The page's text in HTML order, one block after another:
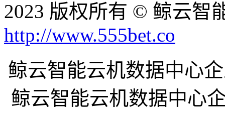
2023 版权所有 © 鲸云
http://www.555bet.co
鲸云智能云机数据中心
鲸云智能云机数据中心